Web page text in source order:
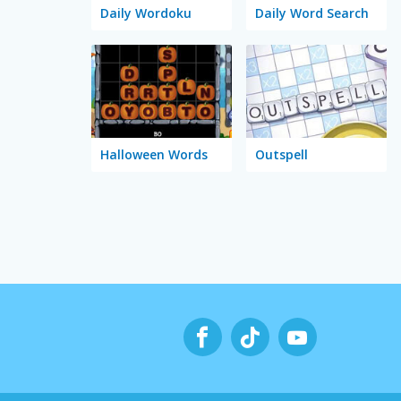
Daily Wordoku Daily Word Search
Halloween Words Outspell